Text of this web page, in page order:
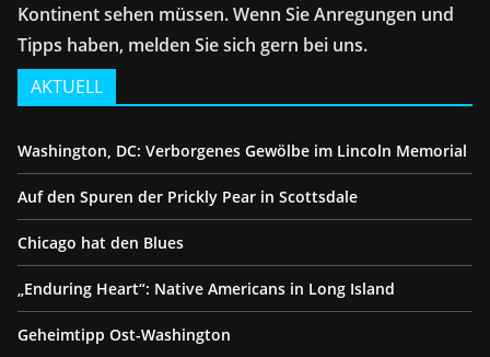
Kontinent sehen müssen. Wenn Sie Anregungen und
Tipps haben, melden Sie sich gern bei uns.
AKTUELL
Washington, DC: Verborgenes Gewölbe im Lincoln Memorial
Auf den Spuren der Prickly Pear in Scottsdale
Chicago hat den Blues
„Enduring Heart“: Native Americans in Long Island
Geheimtipp Ost-Washington